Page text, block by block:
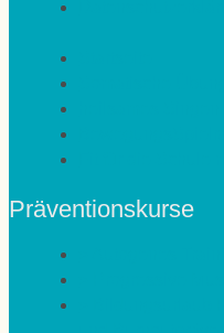
Präventionskurse